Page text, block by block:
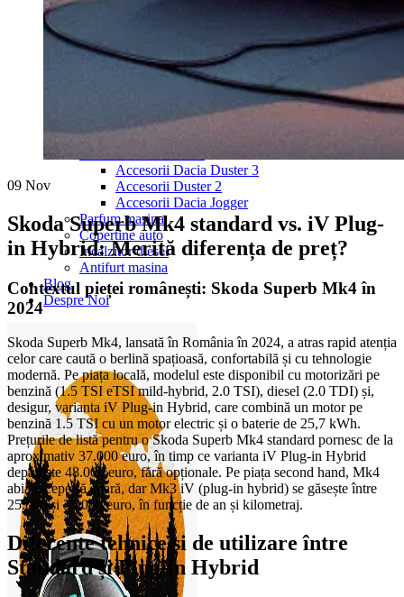
Navigație Skoda Superb 1
Navigație Skoda Superb 2
Navigație Toyota Avensis T25
Portbagaj Plafon Auto
Peste 350 Litri
Peste 450 litri
Accesorii auto masina
Accesorii Dacia Duster 3
Accesorii Duster 2
Accesorii Dacia Jogger
Parfum masina
Copertine auto
Incalzitor diesel
Antifurt masina
Blog
Despre Noi
09 Nov
Skoda Superb Mk4 standard vs. iV Plug-
in Hybrid: Merită diferența de preț?
Contextul pieței românești: Skoda Superb Mk4 în
2024
Skoda Superb Mk4, lansată în România în 2024, a atras rapid atenția
celor care caută o berlină spațioasă, confortabilă și cu tehnologie
modernă. Pe piața locală, modelul este disponibil cu motorizări pe
benzină (1.5 TSI eTSI mild-hybrid, 2.0 TSI), diesel (2.0 TDI) și,
desigur, varianta iV Plug-in Hybrid, care combină un motor pe
benzină 1.5 TSI cu un motor electric și o baterie de 25,7 kWh.
Prețurile de listă pentru o Skoda Superb Mk4 standard pornesc de la
aproximativ 37.000 euro, în timp ce varianta iV Plug-in Hybrid
depășește 48.000 euro, fără opționale. Pe piața second hand, Mk4
abia începe să apară, dar Mk3 iV (plug-in hybrid) se găsește între
25.000 și 35.000 euro, în funcție de an și kilometraj.
Diferențe tehnice și de utilizare între
Standard și Plug-in Hybrid